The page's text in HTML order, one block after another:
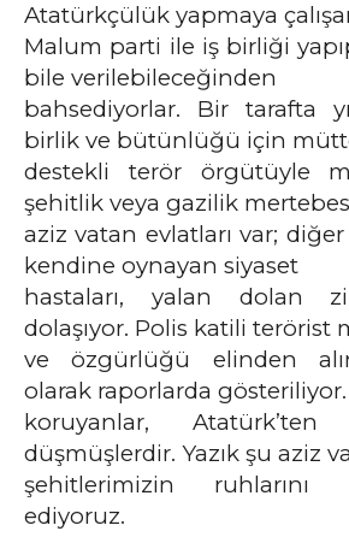
Atatürkçülük yapmaya
Malum parti ile iş birliği
bile verilebileceğinden
bahsediyorlar. Bir tarafta
birlik ve bütünlüğü için
destekli terör örgütüyle
şehitlik veya gazilik
aziz vatan evlatları var; diğer
kendine oynayan siyaset
hastaları, yalan dolan
dolaşıyor. Polis katili terörist
ve özgürlüğü elinden
olarak raporlarda gösteriliyor.
koruyanlar,
düşmüşlerdir. Yazık şu aziz
şehitlerimizin ruhlarını
ediyoruz.